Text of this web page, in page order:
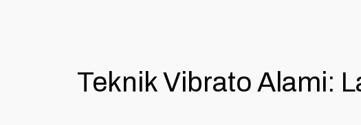
Teknik Vibrato Alami: